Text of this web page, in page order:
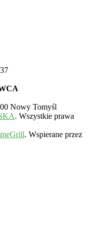
Nowy Tomyśl
. Wszystkie prawa
. Wspierane przez